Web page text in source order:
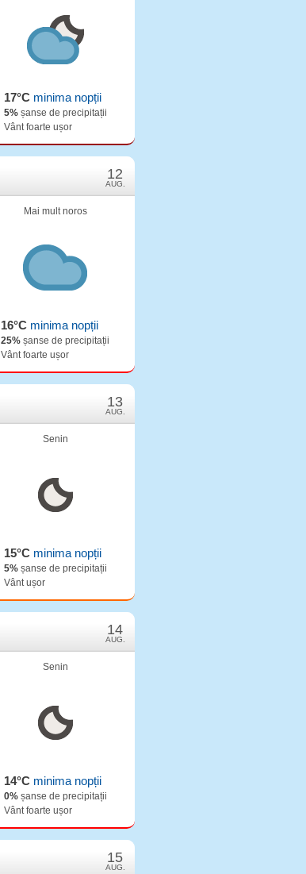
17°Cminima nopții
5%șanse de precipitații
Vânt foarte ușor
12
AUG.
Mai mult noros
16°C minima nopții
25% șanse de precipitații
Vânt foarte ușor
13
AUG.
Senin
15°Cminima nopții
5%șanse de precipitații
Vânt ușor
14
AUG.
Senin
14°Cminima nopții
0%șanse de precipitații
Vânt foarte ușor
15
AUG.